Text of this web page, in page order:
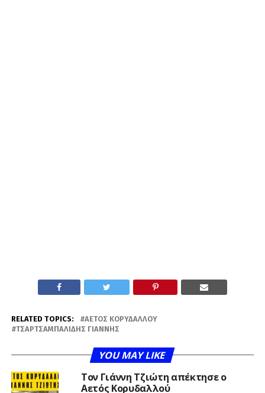
RELATED TOPICS:
ΑΕΤΌΣ ΚΟΡΥΔΑΛΛΟΎ
ΤΣΑΡΤΣΑΜΠΑΛΊΔΗΣ ΓΙΆΝΝΗΣ
YOU MAY LIKE
Τον Γιάννη Τζιώτη απέκτησε ο
Αετός Κορυδαλλού